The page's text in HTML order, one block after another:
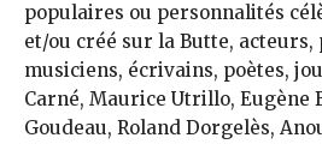
populaires ou personnalités
et/ou créé sur la Butte,
musiciens, écrivains, poètes,
Carné, Maurice Utrillo, Eugène
Goudeau, Roland Dorgelès,